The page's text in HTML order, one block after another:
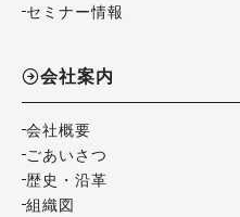
セミナー情報
会社案内
会社概要
ごあいさつ
歴史・沿革
組織図